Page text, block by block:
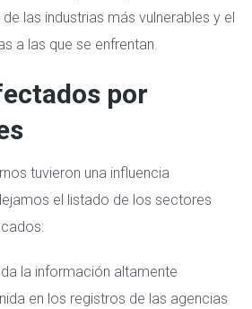
las industrias más vulnerables y el
a las que se enfrentan.
por
tuvieron una influencia
el listado de los sectores
la información altamente
en los registros de las agencias